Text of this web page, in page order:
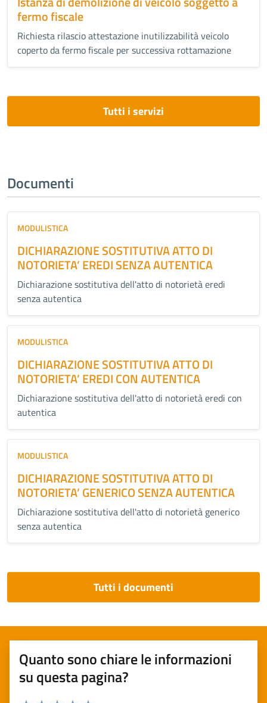
fermo fiscale
Richiesta rilascio attestazione inutilizzabilità veicolo
coperto da fermo fiscale per successiva rottamazione
Tutti i servizi
Documenti
MODULISTICA
DICHIARAZIONE SOSTITUTIVA ATTO DI
NOTORIETA’ EREDI SENZA AUTENTICA
Dichiarazione sostitutiva dell'atto di notorietà eredi
senza autentica
MODULISTICA
DICHIARAZIONE SOSTITUTIVA ATTO DI
NOTORIETA’ EREDI CON AUTENTICA
Dichiarazione sostitutiva dell'atto di notorietà eredi con
autentica
MODULISTICA
DICHIARAZIONE SOSTITUTIVA ATTO DI
NOTORIETA’ GENERICO SENZA AUTENTICA
Dichiarazione sostitutiva dell'atto di notorietà generico
senza autentica
Tutti i documenti
Quanto sono chiare le informazioni
su questa pagina?